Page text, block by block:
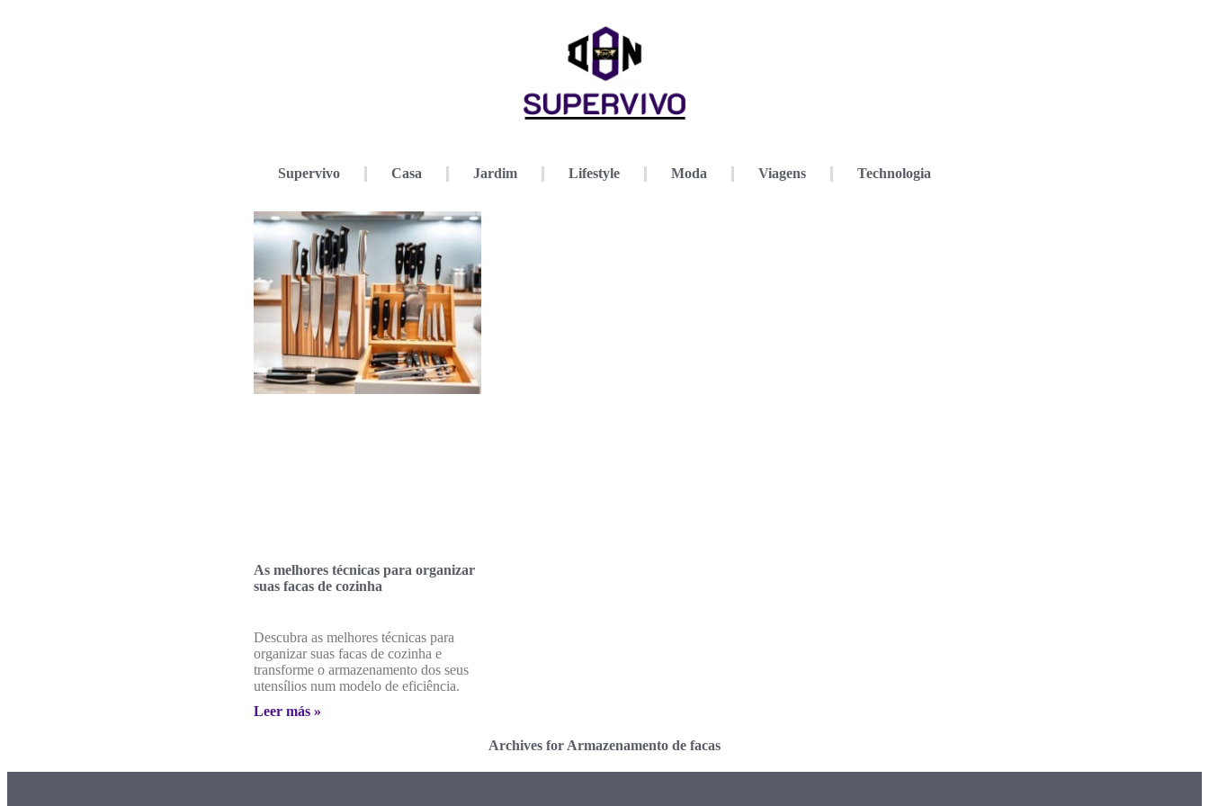
Supervivo Casa Jardim Lifestyle Moda Viagens Technologia
As melhores técnicas para organizar
suas facas de cozinha
Descubra as melhores técnicas para
organizar suas facas de cozinha e
transforme o armazenamento dos seus
utensílios num modelo de eficiência.
Leer más »
Archives for Armazenamento de facas